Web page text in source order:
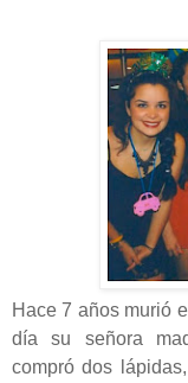
Hace 7 años murió
día su señora
compró dos